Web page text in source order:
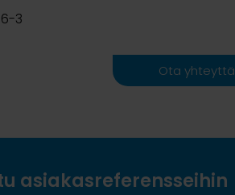
3
Ota yhteyttä
asiakasreferensseihin